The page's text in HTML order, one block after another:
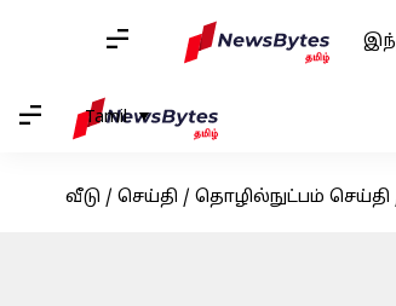
Tamil
வீடு / செய்தி / தொழில்நுட்பம் செய்தி